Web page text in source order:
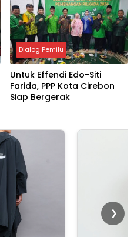
Dialog Pemilu
Untuk Effendi Edo-Siti
Farida, PPP Kota Cirebon
Siap Bergerak
❯